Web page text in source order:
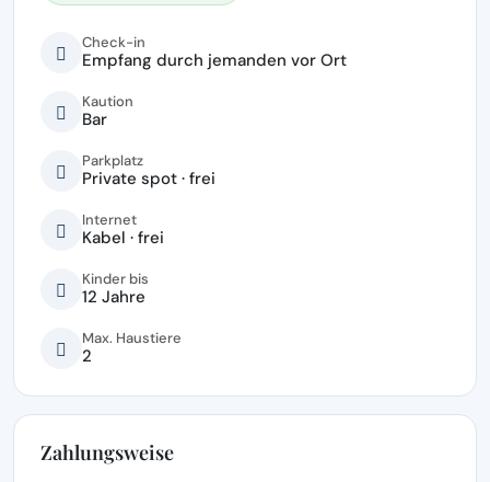
Check-in
Empfang durch jemanden vor Ort
Kaution
Bar
Parkplatz
Private spot · frei
Internet
Kabel · frei
Kinder bis
12 Jahre
Max. Haustiere
2
Zahlungsweise